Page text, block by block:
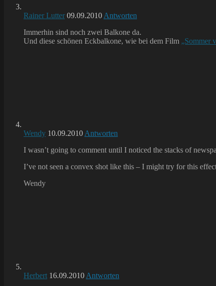
Rainer Lutter 09.09.2010 Antworten
Immerhin sind noch zwei Balkone da.
Und diese schönen Eckbalkone, wie bei dem Film „Sommer
Wendy 10.09.2010 Antworten
I wasn’t going to comment until I noticed the stacks of
I’ve not seen a convex shot like this – I might try for this
Wendy
Herbert 16.09.2010 Antworten